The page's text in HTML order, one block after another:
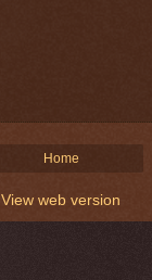
Home
View web version